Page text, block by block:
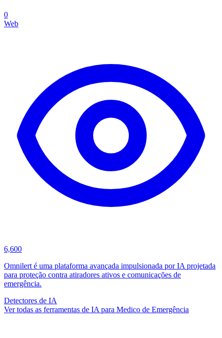
0
Web
6,600
Omnilert é uma plataforma avançada impulsionada por IA projetada
para proteção contra atiradores ativos e comunicações de
emergência.
Detectores de IA
Ver todas as ferramentas de IA para Medico de Emergência